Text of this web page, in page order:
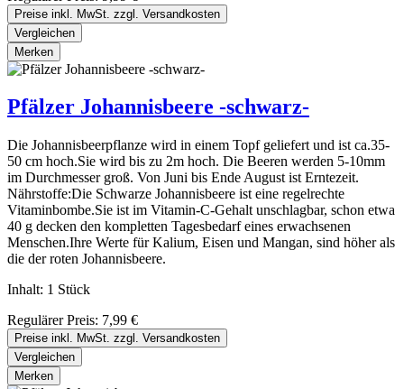
Preise inkl. MwSt. zzgl. Versandkosten
Vergleichen
Merken
Pfälzer Johannisbeere -schwarz-
Die Johannisbeerpflanze wird in einem Topf geliefert und ist ca.35-
50 cm hoch.Sie wird bis zu 2m hoch. Die Beeren werden 5-10mm
im Durchmesser groß. Von Juni bis Ende August ist Erntezeit.
Nährstoffe:Die Schwarze Johannisbeere ist eine regelrechte
Vitaminbombe.Sie ist im Vitamin-C-Gehalt unschlagbar, schon etwa
40 g decken den kompletten Tagesbedarf eines erwachsenen
Menschen.Ihre Werte für Kalium, Eisen und Mangan, sind höher als
die der roten Johannisbeere.
Inhalt: 1 Stück
Regulärer Preis: 7,99 €
Preise inkl. MwSt. zzgl. Versandkosten
Vergleichen
Merken